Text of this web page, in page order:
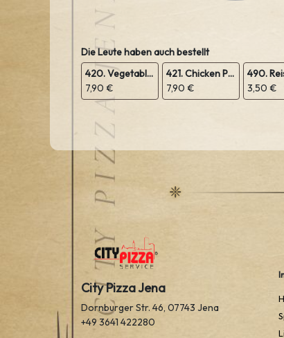
Die Leute haben auch bestellt
420. Vegetable Pakora
7,90 €
421. Chicken Pakora
7,90 €
490.
3,50 €
City Pizza Jena
Dornburger Str. 46, 07743 Jena
+49 3641 422280